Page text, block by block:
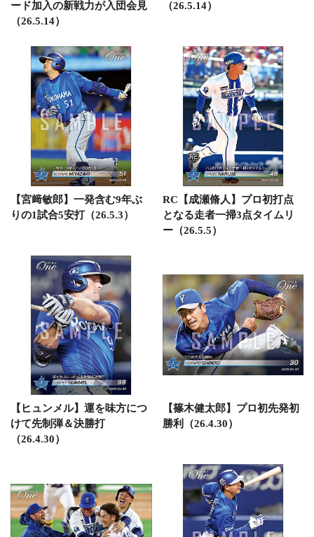
ード加入の新戦力が入団会見
（26.5.14）
（26.5.14）
【宮﨑敏郎】一発含む9年ぶ
りの1試合5安打（26.5.3）
RC【成瀬脩人】プロ初打点
となる走者一掃3点タイムリ
ー（26.5.5）
【ヒュンメル】運を味方につ
けて先制弾＆決勝打
（26.4.30）
【篠木健太郎】プロ初先発初
勝利（26.4.30）